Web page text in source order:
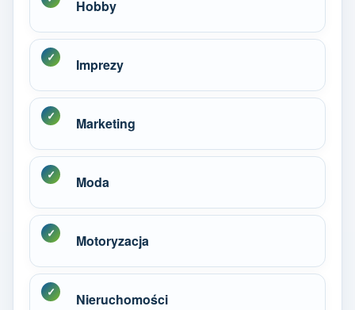
Hobby
Imprezy
Marketing
Moda
Motoryzacja
Nieruchomości